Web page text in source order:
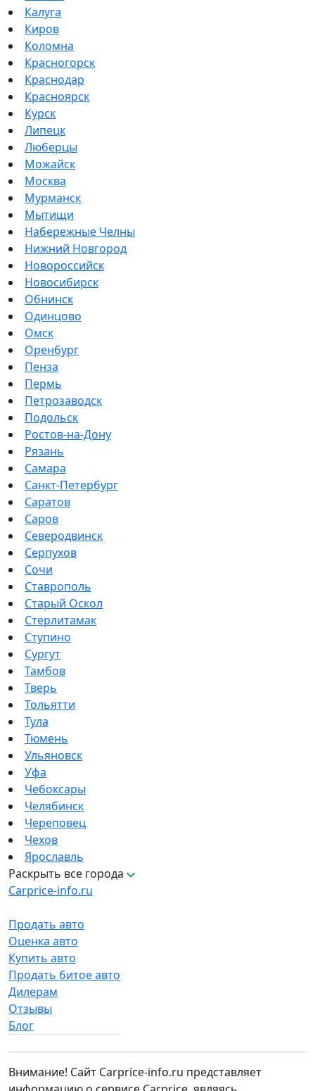
Калуга
Киров
Коломна
Красногорск
Краснодар
Красноярск
Курск
Липецк
Люберцы
Можайск
Москва
Мурманск
Мытищи
Набережные Челны
Нижний Новгород
Новороссийск
Новосибирск
Обнинск
Одинцово
Омск
Оренбург
Пенза
Пермь
Петрозаводск
Подольск
Ростов-на-Дону
Рязань
Самара
Санкт-Петербург
Саратов
Саров
Северодвинск
Серпухов
Сочи
Ставрополь
Старый Оскол
Стерлитамак
Ступино
Сургут
Тамбов
Тверь
Тольятти
Тула
Тюмень
Ульяновск
Уфа
Чебоксары
Челябинск
Череповец
Чехов
Ярославль
Раскрыть все города
Carprice-info.ru
Продать авто
Оценка авто
Купить авто
Продать битое авто
Дилерам
Отзывы
Блог
Внимание! Сайт Carprice-info.ru представляет